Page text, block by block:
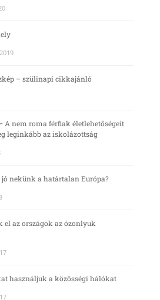
– szülinapi cikkajánló
A nem roma férfiak életlehetőségeit
leginkább az iskolázottság
nekünk a határtalan Európa?
el az országok az ózonlyuk
használjuk a közösségi hálókat